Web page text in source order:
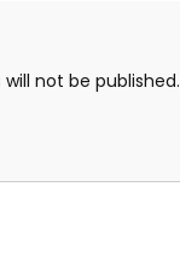
not be published.